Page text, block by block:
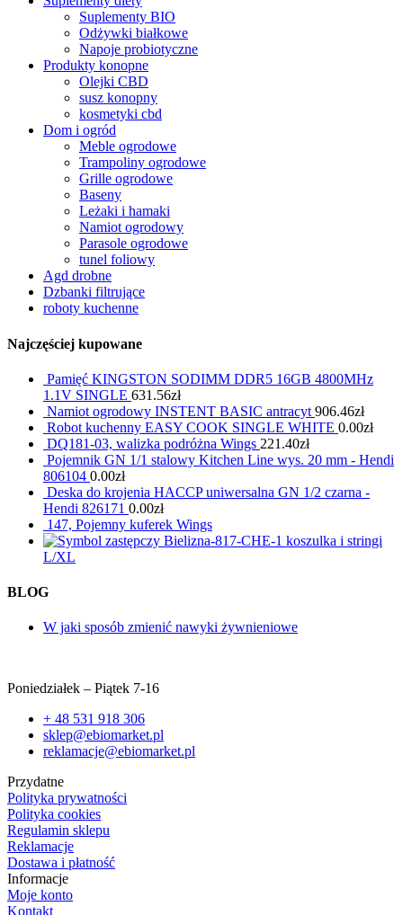
Suplementy BIO
Odżywki białkowe
Napoje probiotyczne
Produkty konopne
Olejki CBD
susz konopny
kosmetyki cbd
Dom i ogród
Meble ogrodowe
Trampoliny ogrodowe
Grille ogrodowe
Baseny
Leżaki i hamaki
Namiot ogrodowy
Parasole ogrodowe
tunel foliowy
Agd drobne
Dzbanki filtrujące
roboty kuchenne
Najczęściej kupowane
Pamięć KINGSTON SODIMM DDR5 16GB 4800MHz
1.1V SINGLE 631.56zł
Namiot ogrodowy INSTENT BASIC antracyt 906.46zł
Robot kuchenny EASY COOK SINGLE WHITE 0.00zł
DQ181-03, walizka podróżna Wings 221.40zł
Pojemnik GN 1/1 stalowy Kitchen Line wys. 20 mm - Hendi
806104 0.00zł
Deska do krojenia HACCP uniwersalna GN 1/2 czarna -
Hendi 826171 0.00zł
147, Pojemny kuferek Wings
Bielizna-817-CHE-1 koszulka i stringi
L/XL
BLOG
W jaki sposób zmienić nawyki żywnieniowe
Poniedziałek – Piątek 7-16
+ 48 531 918 306
sklep@ebiomarket.pl
reklamacje@ebiomarket.pl
Przydatne
Polityka prywatności
Polityka cookies
Regulamin sklepu
Reklamacje
Dostawa i płatność
Informacje
Moje konto
Kontakt